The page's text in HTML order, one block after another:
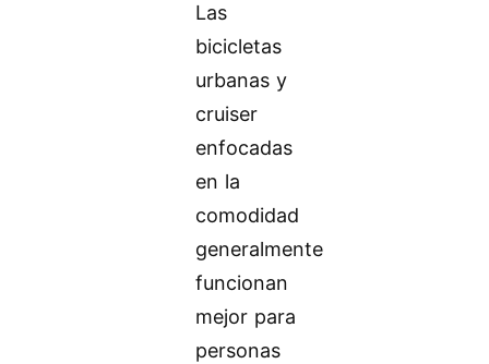
Las
bicicletas
urbanas y
cruiser
enfocadas
en la
comodidad
generalmente
funcionan
mejor para
personas